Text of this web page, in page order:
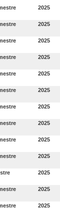
2025
2025
2025
2025
2025
2025
2025
2025
2025
2025
2025
2025
2025